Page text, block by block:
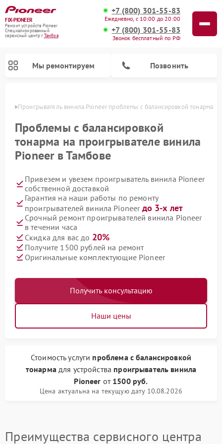
FIX-PIONEER
Ремонт устройств Pioneer
Специализированный
cервисный центр г.Тамбов
+7 (800) 301-55-83
Ежедневно, с 10:00 до 20:00
+7 (800) 301-55-83
Звонок бесплатный по РФ
Мы ремонтируем Позвонить
Проигрыватель винила Pioneer проблемы с балансировкой тонарма
Проблемы с балансировкой
тонарма на проигрывателе винила
Pioneer в Тамбове
Привезем и увезем проигрыватель винила Pioneer
собственной доставкой
Гарантия на наши работы по ремонту
проигрывателей винила Pioneer до 3-х лет
Срочный ремонт проигрывателей винила Pioneer
в течении часа
Скидка для вас до 20%
Получите 1500 рублей на ремонт
Оригинальные комплектующие Pioneer
Получить консультацию
Наши цены
Стоимость услуги проблема с балансировкой
тонармадля устройства проигрыватель винила
Pioneer от 1500 руб.
Цена актуальна на текущую дату 10.08.2026
Преимущества сервисного центра